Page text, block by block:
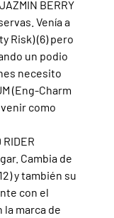
BERRY
Venía a
Risk) (6) pero
un podio
necesito
(Eng-Charm
como
Cambia de
y también su
con el
la marca de